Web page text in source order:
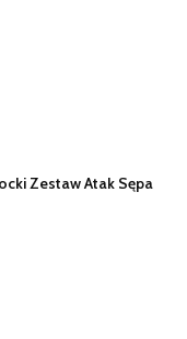
Zestaw Atak Sępa